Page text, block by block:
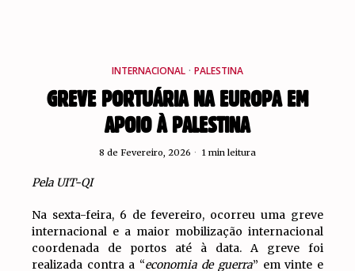
INTERNACIONAL · PALESTINA
GREVE PORTUÁRIA NA EUROPA EM
APOIO À PALESTINA
8 de Fevereiro, 2026 1 min leitura
Pela UIT-QI
Na sexta-feira, 6 de fevereiro, ocorreu uma greve
internacional e a maior mobilização internacional
coordenada de portos até à data. A greve foi
realizada contra a “economia de guerra” em vinte e